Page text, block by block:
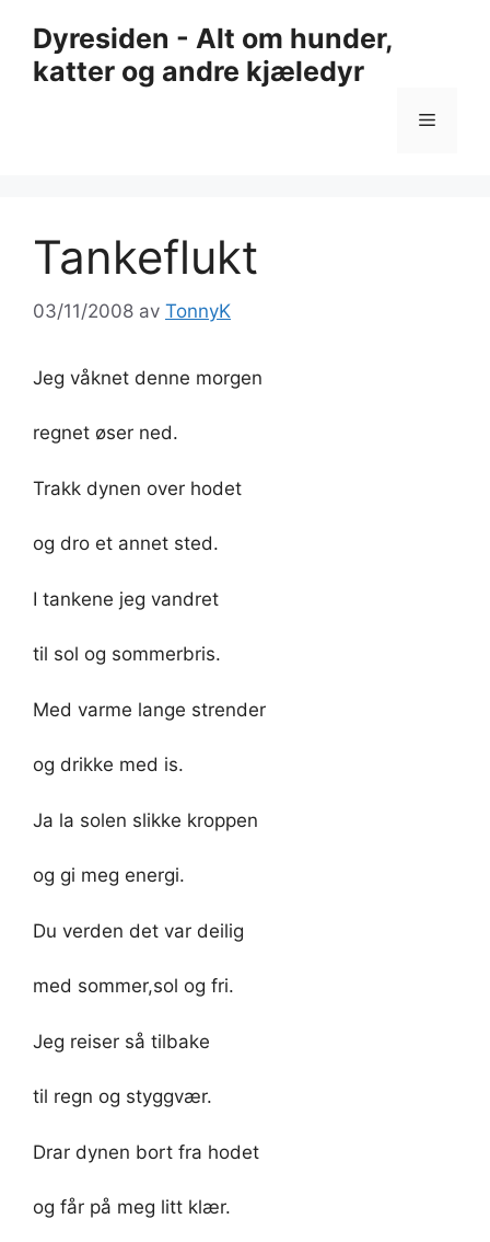
innhold
Dyresiden - Alt om hunder,
katter og andre kjæledyr
Meny
Tankeflukt
03/11/2008 av TonnyK
Jeg våknet denne morgen
regnet øser ned.
Trakk dynen over hodet
og dro et annet sted.
I tankene jeg vandret
til sol og sommerbris.
Med varme lange strender
og drikke med is.
Ja la solen slikke kroppen
og gi meg energi.
Du verden det var deilig
med sommer,sol og fri.
Jeg reiser så tilbake
til regn og styggvær.
Drar dynen bort fra hodet
og får på meg litt klær.